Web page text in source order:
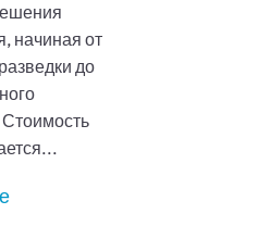
начиная от
до